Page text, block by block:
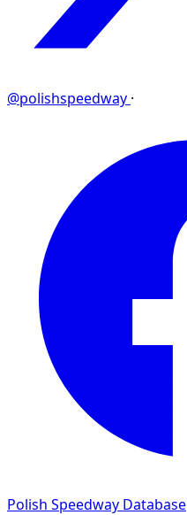
@polishspeedway ·
Polish Speedway Database